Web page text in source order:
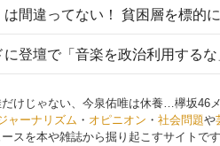
けじゃない、今泉佑唯は休養…欅坂46
ャーナリズム ・ オピニオン ・ 社会問題や
スを本や雑誌から掘り起こすサイトです